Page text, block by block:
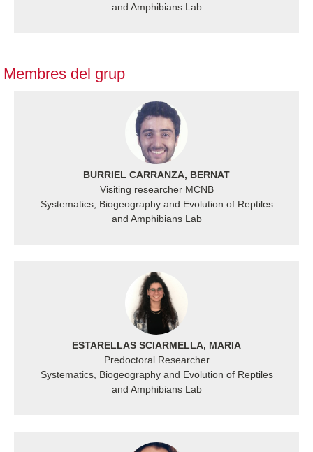
and Amphibians Lab
Membres del grup
BURRIEL CARRANZA, BERNAT
Visiting researcher MCNB
Systematics, Biogeography and Evolution of Reptiles
and Amphibians Lab
ESTARELLAS SCIARMELLA, MARIA
Predoctoral Researcher
Systematics, Biogeography and Evolution of Reptiles
and Amphibians Lab